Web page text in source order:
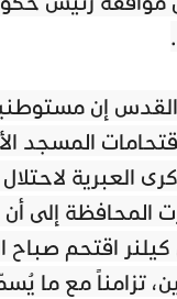
إن
المسجد
المحافظة إلى
كيلنر اقتحم صباح
تزامناً مع ما